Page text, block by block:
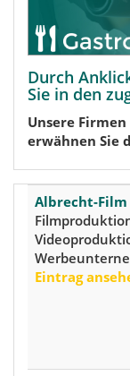
Durch
Sie in den
Unsere
erwähnen Sie
Albrecht-Film
Eintrag